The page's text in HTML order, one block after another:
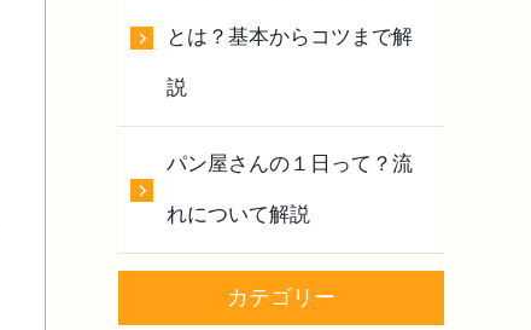
とは？基本からコツまで解
説
パン屋さんの１日って？流
れについて解説
カテゴリー